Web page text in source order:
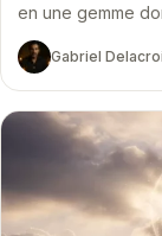
en une gemme
Gabriel